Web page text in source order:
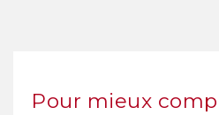
Pour mieux